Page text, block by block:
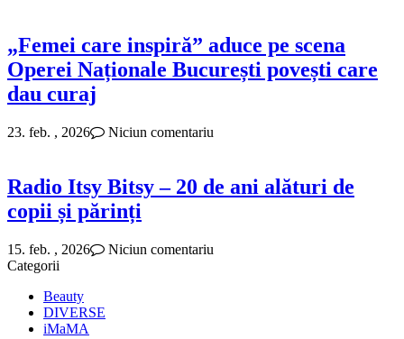
„Femei care inspiră” aduce pe scena
Operei Naționale București povești care
dau curaj
23. feb. , 2026 Niciun comentariu
Radio Itsy Bitsy – 20 de ani alături de
copii și părinți
15. feb. , 2026
Niciun comentariu
Categorii
Beauty
DIVERSE
iMaMA